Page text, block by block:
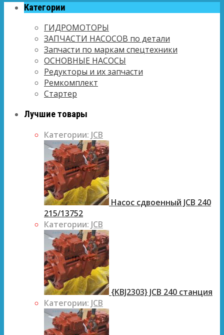
Категории
ГИДРОМОТОРЫ
ЗАПЧАСТИ НАСОСОВ по детали
Запчасти по маркам спецтехники
ОСНОВНЫЕ НАСОСЫ
Редукторы и их запчасти
Ремкомплект
Стартер
Лучшие товары
Категории: JCB
Насос сдвоенный JCB 240
215/13752
Категории: JCB
{KBJ2303} JCB 240 станция
Категории: JCB